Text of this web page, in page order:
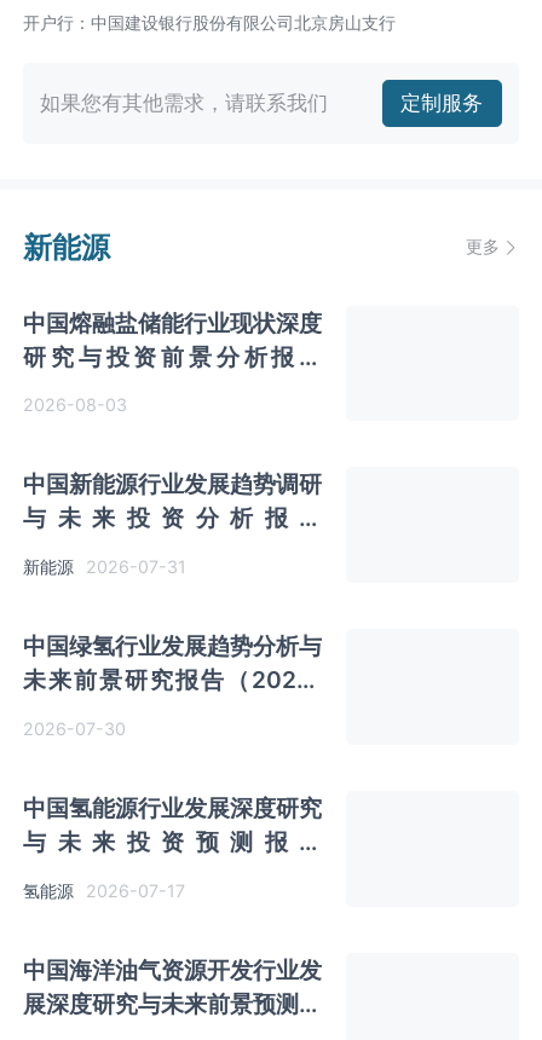
开户行：中国建设银行股份有限公司北京房山支行
如果您有其他需求，请联系我们 定制服务
新能源 更多
中国熔融盐储能行业现状深度
研究与投资前景分析报告
2026-08-03
中国新能源行业发展趋势调研
与未来投资分析报告
（2026-2033年）
新能源 2026-07-31
中国绿氢行业发展趋势分析与
未来前景研究报告（2026-
2026-07-30
中国氢能源行业发展深度研究
与未来投资预测报告
（2026-2033年）
氢能源 2026-07-17
中国海洋油气资源开发行业发
展深度研究与未来前景预测报